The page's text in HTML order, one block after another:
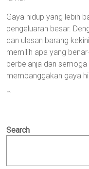
Gaya hidup yang lebih
pengeluaran besar.
dan ulasan barang
memilih apa yang
berbelanja dan
membanggakan gaya
“`
Search